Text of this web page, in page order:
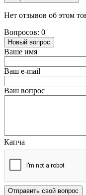
Нет отзывов об этом
Вопросов: 0
Новый вопрос
Ваше имя
Ваш e-mail
Ваш вопрос
Капча
Отправить свой вопрос